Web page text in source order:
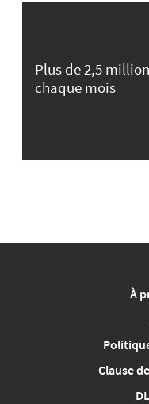
Plus de 2,5
chaque mois
À
Clause